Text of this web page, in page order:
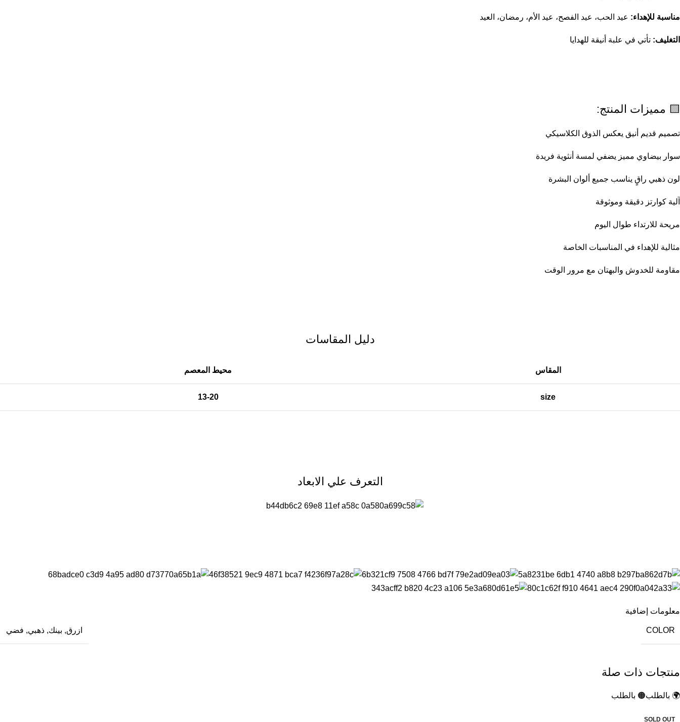
مناسبة للإهداء: عيد الحب، عيد الفصح، عيد الأم، رمضان، العيد
التغليف: تأتي في علبة أنيقة للهدايا
🟨 مميزات المنتج:
تصميم قديم أنيق يعكس الذوق الكلاسيكي
سوار بيضاوي مميز يضفي لمسة أنثوية فريدة
لون ذهبي راقٍ يناسب جميع ألوان البشرة
آلية كوارتز دقيقة وموثوقة
مريحة للارتداء طوال اليوم
مثالية للإهداء في المناسبات الخاصة
مقاومة للخدوش والبهتان مع مرور الوقت
دليل المقاسات
المقاس محيط المعصم
size
13-20
التعرف علي الابعاد
معلومات إضافية
COLOR ازرق, بينك, ذهبي, فضي
منتجات ذات صلة
🌍 بالطلب🟠 بالطلب
SOLD OUT